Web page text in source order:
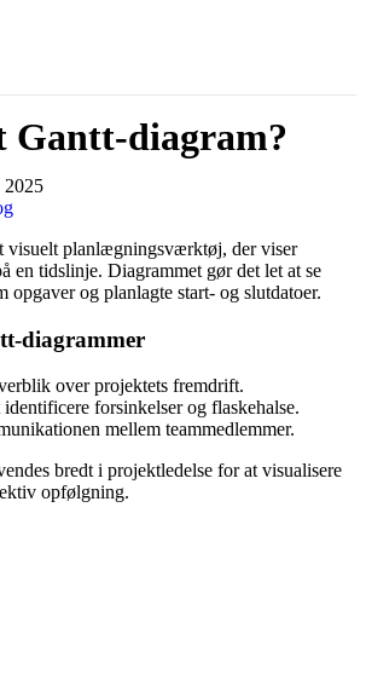
Gantt-diagram?
2025
visuelt planlægningsværktøj, der viser
en tidslinje. Diagrammet gør det let at se
opgaver og planlagte start- og slutdatoer.
diagrammer
over projektets fremdrift.
forsinkelser og flaskehalse.
mellem teammedlemmer.
bredt i projektledelse for at visualisere
opfølgning.